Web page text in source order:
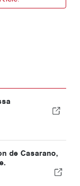
de Casarano,